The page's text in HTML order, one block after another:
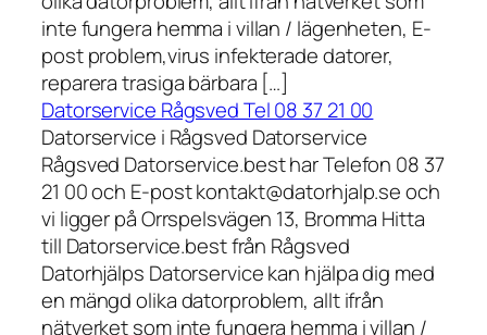
inte fungera hemma i villan / lägenheten, E-
post problem,virus infekterade datorer,
reparera trasiga bärbara […]
Datorservice Rågsved Tel 08 37 21 00
Datorservice i Rågsved Datorservice
Rågsved Datorservice.best har Telefon 08 37
21 00 och E-post kontakt@datorhjalp.se och
vi ligger på Orrspelsvägen 13, Bromma Hitta
till Datorservice.best från Rågsved
Datorhjälps Datorservice kan hjälpa dig med
en mängd olika datorproblem, allt ifrån
nätverket som inte fungera hemma i villan /